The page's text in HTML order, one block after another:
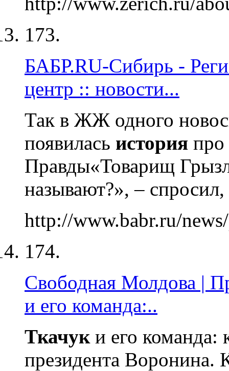
173.
БАБР.RU-Сибирь -
центр :: новости...
Так в ЖЖ одного
появилась история про
Правды«Товарищ
называют?», –
http://www.babr.ru/
174.
Свободная Молдова |
и его команда:..
Ткачуки его команда:
президента